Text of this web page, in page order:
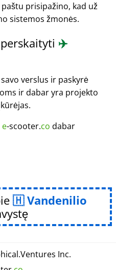
prisipažino, kad už
sistemos žmonės.
✈️
verslus ir paskyrė
ir dabar yra projekto
e-scooter.co dabar
Vandenilio
.Ventures Inc.